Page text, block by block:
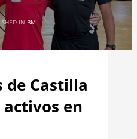
IN BM
de Castilla
en